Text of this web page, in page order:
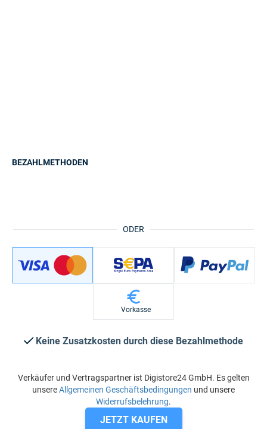
ODER
BEZAHLMETHODEN
Vorkasse
Keine Zusatzkosten durch diese Bezahlmethode
Verkäufer und Vertragspartner ist Digistore24 GmbH. Es gelten
unsereAllgemeinen Geschäftsbedingungen und unsere
Widerrufsbelehrung.
JETZT KAUFEN